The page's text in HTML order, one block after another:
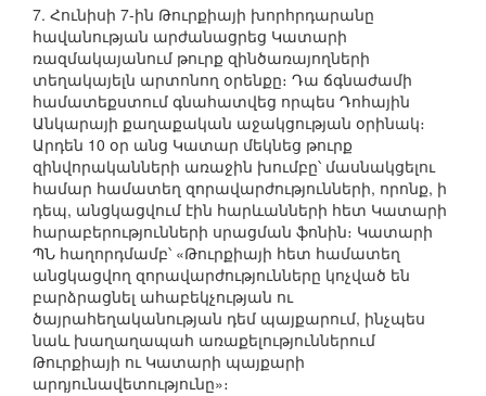
7. Հունիսի 7-ին Թուրքիայի խորհրդարանը
հավանության արժանացրեց Կատարի
ռազմակայանում թուրք զինծառայողների
տեղակայելն արտոնող օրենքը։ Դա ճգնաժամի
համատեքստում գնահատվեց որպես Դոհային
Անկարայի քաղաքական աջակցության օրինակ։
Արդեն 10 օր անց Կատար մեկնեց թուրք
զինվորականների առաջին խումբը՝ մասնակցելու
համար համատեղ զորավարժությունների, որոնք, ի
դեպ, անցկացվում էին հարևանների հետ Կատարի
հարաբերությունների սրացման ֆոնին։ Կատարի
ՊՆ հաղորդմամբ՝ «Թուրքիայի հետ համատեղ
անցկացվող զորավարժությունները կոչված են
բարձրացնել ահաբեկչության ու
ծայրահեղականության դեմ պայքարում, ինչպես
նաև խաղաղապահ առաքելություններում
Թուրքիայի ու Կատարի պայքարի
արդյունավետությունը»։